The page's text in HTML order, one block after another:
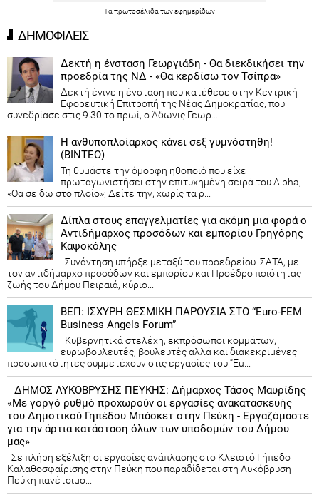
Ταπρωτοσέλιδατωνεφημερίδων
ΔΗΜΟΦΙΛΕΙΣ
Δεκτή η ένσταση Γεωργιάδη - Θα διεκδικήσει την
προεδρία της ΝΔ - «Θα κερδίσω τον Τσίπρα»
Δεκτή έγινε η ένσταση που κατέθεσε στην Κεντρική
Εφορευτική Επιτροπή της Νέας Δημοκρατίας, που
συνεδρίασε στις 9.30 το πρωί, ο Άδωνις Γεωρ...
Η ανθυποπλοίαρχος κάνει σεξ γυμνόστηθη!
(ΒΙΝΤΕΟ)
Τη θυμάστε την όμορφη ηθοποιό που είχε
πρωταγωνιστήσει στην επιτυχημένη σειρά του Alpha,
«Θα σε δω στο πλοίο»; Δείτε την, χωρίς τα ρ...
Δίπλα στους επαγγελματίες για ακόμη μια φορά ο
Αντιδήμαρχος προσόδων και εμπορίου Γρηγόρης
Καψοκόλης
Συνάντηση υπήρξε μεταξύ του προεδρείου ΣΑΤΑ, με
τον αντιδήμαρχο προσόδων και εμπορίου και Προέδρο ποιότητας
ζωής του Δήμου Πειραιά, κύριο...
ΒΕΠ: ΙΣΧΥΡΗ ΘΕΣΜΙΚΗ ΠΑΡΟΥΣΙΑ ΣΤΟ “Euro-FEM
Business Angels Forum”
Κυβερνητικά στελέχη, εκπρόσωποι κομμάτων,
ευρωβουλευτές, βουλευτές αλλά και διακεκριμένες
προσωπικότητες συμμετέχουν στις εργασίες του “Eu...
ΔΗΜΟΣ ΛΥΚΟΒΡΥΣΗΣ ΠΕΥΚΗΣ: Δήμαρχος Τάσος Μαυρίδης
«Με γοργό ρυθμό προχωρούν οι εργασίες ανακατασκευής
του Δημοτικού Γηπέδου Μπάσκετ στην Πεύκη - Εργαζόμαστε
για την άρτια κατάσταση όλων των υποδομών του Δήμου
μας»
Σε πλήρη εξέλιξη οι εργασίες ανάπλασης στο Κλειστό Γήπεδο
Καλαθοσφαίρισης στην Πεύκη που παραδίδεται στη Λυκόβρυση
Πεύκη πανέτοιμο...